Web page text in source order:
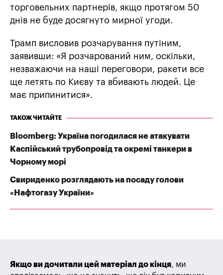
торговельних партнерів, якщо протягом 50
днів не буде досягнуто мирної угоди.
Трамп висловив розчарування путіним,
заявивши: «Я розчарований ним, оскільки,
незважаючи на наші переговори, ракети все
ще летять по Києву та вбивають людей. Це
має припинитися».
ТАКОЖ ЧИТАЙТЕ
Bloomberg: Україна погодилася не атакувати
Каспійський трубопровід та окремі танкери в
Чорному морі
Свириденко розглядають на посаду голови
«Нафтогазу України»
Якщо ви дочитали цей матеріал до кінця, ми